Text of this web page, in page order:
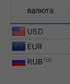
валюта
USD
EUR
RUB 100